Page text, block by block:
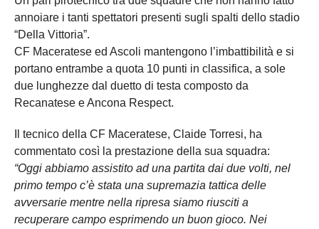
annoiare i tanti spettatori presenti sugli spalti dello stadio
“Della Vittoria”.
CF Maceratese ed Ascoli mantengono l’imbattibilità e si
portano entrambe a quota 10 punti in classifica, a sole
due lunghezze dal duetto di testa composto da
Recanatese e Ancona Respect.
Il tecnico della CF Maceratese, Claide Torresi, ha
commentato così la prestazione della sua squadra:
“Oggi abbiamo assistito ad una partita dai due volti, nel
primo tempo c’è stata una supremazia tattica delle
avversarie mentre nella ripresa siamo riusciti a
recuperare campo esprimendo un buon gioco. Nei